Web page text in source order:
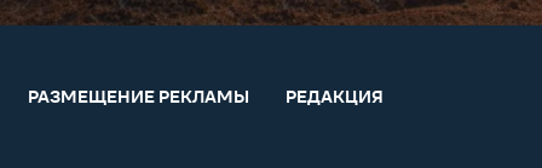
РАЗМЕЩЕНИЕ РЕКЛАМЫ РЕДАКЦИЯ